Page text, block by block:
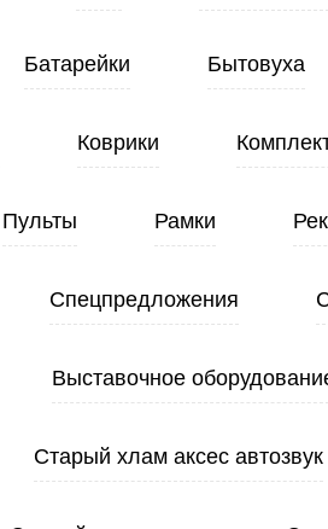
Батарейки Бытовуха
Коврики
Пульты Рамки
Спецпредложения
Выставочное
Старый хлам аксес автозвук